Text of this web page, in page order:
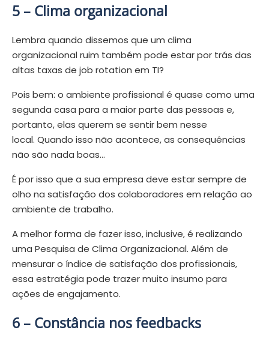
5 – Clima organizacional
Lembra quando dissemos que um clima
organizacional ruim também pode estar por trás das
altas taxas de job rotation em TI?
Pois bem: o ambiente profissional é quase como uma
segunda casa para a maior parte das pessoas e,
portanto, elas querem se sentir bem nesse
local. Quando isso não acontece, as consequências
não são nada boas…
É por isso que a sua empresa deve estar sempre de
olho na satisfação dos colaboradores em relação ao
ambiente de trabalho.
A melhor forma de fazer isso, inclusive, é realizando
uma Pesquisa de Clima Organizacional. Além de
mensurar o índice de satisfação dos profissionais,
essa estratégia pode trazer muito insumo para
ações de engajamento.
6 – Constância nos feedbacks